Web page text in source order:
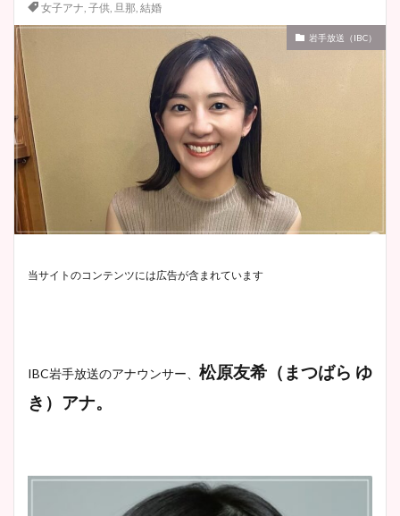
女子アナ, 子供, 旦那, 結婚
岩手放送（IBC）
当サイトのコンテンツには広告が含まれています
IBC岩手放送のアナウンサー、 松原友希（まつばら ゆ
き）アナ。